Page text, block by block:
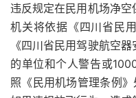
违反规定在民用机场净
机关将依据《四川省民
《四川省民用驾驶航空
的单位和个人警告或
照《民用机场管理条例》